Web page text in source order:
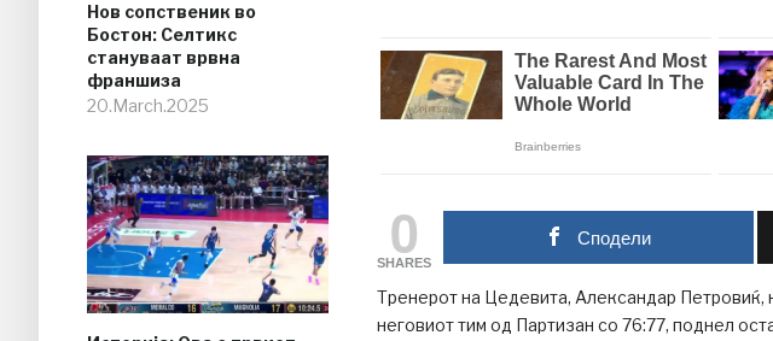
Нов сопственик во
Бостон: Селтикс
стануваат врвна
франшиза
20.March.2025
0
SHARES
Сподели
Тренерот на Цедевита, Александар Петровиќ,
неговиот тим од Партизан со 76:77, поднел